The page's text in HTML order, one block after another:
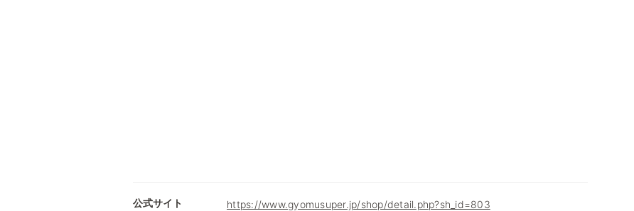
公式サイト https://www.gyomusuper.jp/shop/detail.php?sh_id=803